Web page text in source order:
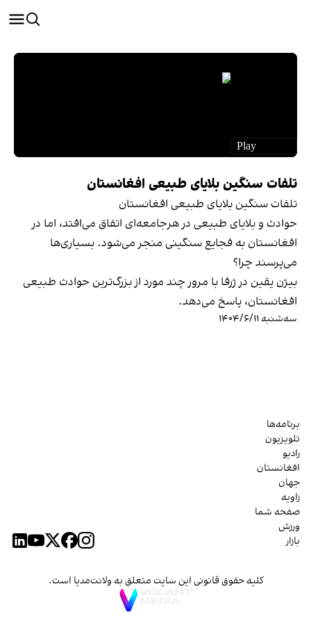
تلفات سنگین بلایای طبیعی افغانستان
تلفات سنگین بلایای طبیعی افغانستان
حوادث و بلایای طبیعی در هرجامعه‌ای اتفاق می‌افتد، اما در
افغانستان به فجایع سنگینی منجر می‌شود. بسیاری‌ها
می‌پرسند چرا؟
بیژن یقین در ژرفا با مرور چند مورد از بزرگ‌ترین حوادث طبیعی
افغانستان، پاسخ می‌دهد.
سه‌شنبه ۱۴۰۴/۶/۱۱
برنامه‌ها
تلویزیون
رادیو
افغانستان
جهان
زاویه
صفحه شما
ورزش
بازار
کلیه حقوق قانونی این سایت متعلق به ولانت‌مدیا است.